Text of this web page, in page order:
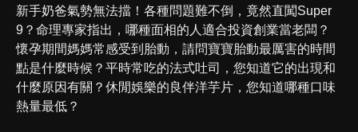
新手奶爸氣勢無法擋！各種問題難不倒，竟然直闖Super
9？命理專家指出，哪種面相的人適合投資創業當老闆？
懷孕期間媽媽常感受到胎動，請問寶寶胎動最厲害的時間
點是什麼時候？平時常吃的法式吐司，您知道它的出現和
什麼原因有關？休閒娛樂的良伴洋芋片，您知道哪種口味
熱量最低？